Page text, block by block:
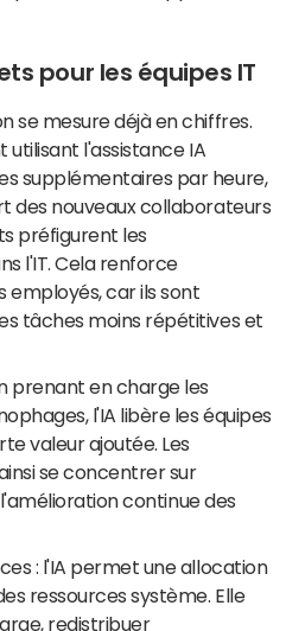
pour les équipes IT
se mesure déjà en chiffres.
utilisant l'assistance IA
supplémentaires par heure,
des nouveaux collaborateurs
préfigurent les
l'IT. Cela renforce
car ils sont
tâches moins répétitives et
prenant en charge les
l'IA libère les équipes
valeur ajoutée. Les
se concentrer sur
continue des
: l'IA permet une allocation
ressources système. Elle
redistribuer